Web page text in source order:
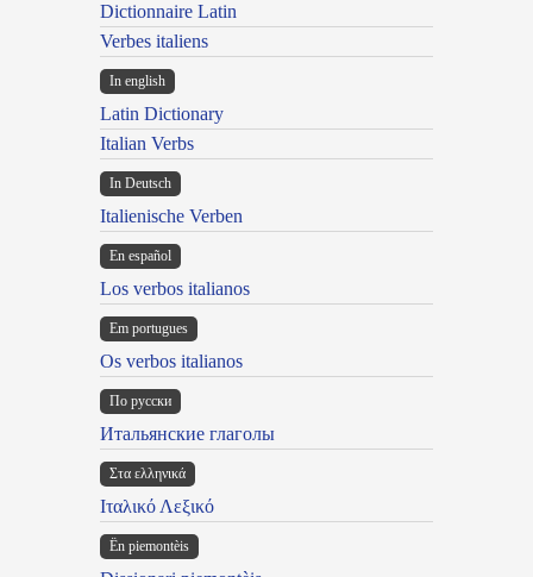
Dictionnaire Latin
Verbes italiens
In english
Latin Dictionary
Italian Verbs
In Deutsch
Italienische Verben
En español
Los verbos italianos
Em portugues
Os verbos italianos
По русски
Итальянские глаголы
Στα ελληνικά
Ιταλικό Λεξικό
Ën piemontèis